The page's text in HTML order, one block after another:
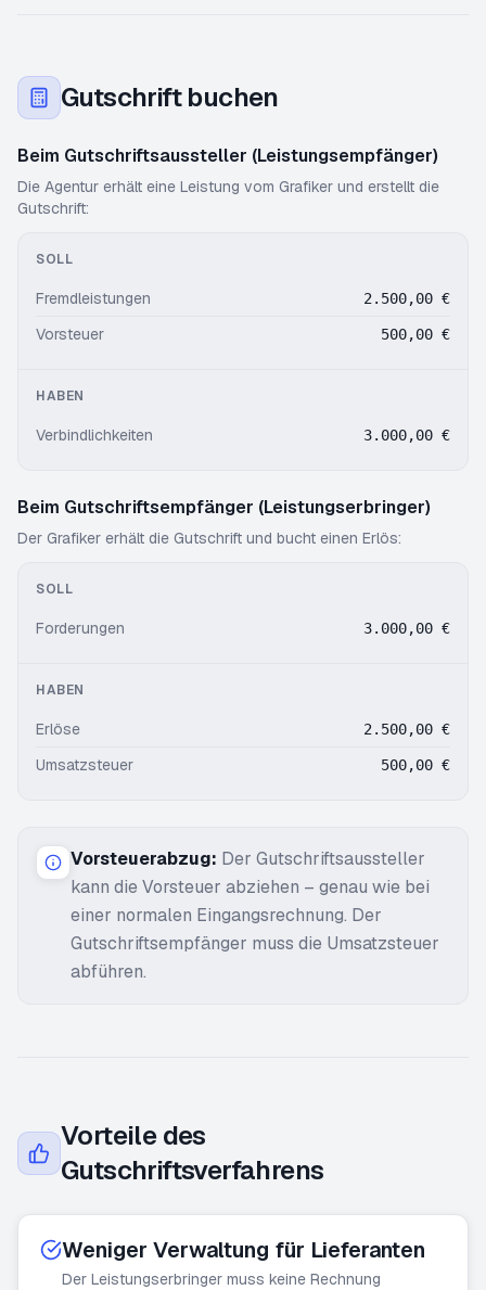
Gutschrift buchen
Beim Gutschriftsaussteller (Leistungsempfänger)
Die Agentur erhält eine Leistung vom Grafiker und erstellt die
Gutschrift:
SOLL
Fremdleistungen 2.500,00 €
Vorsteuer 500,00 €
HABEN
Verbindlichkeiten 3.000,00 €
Beim Gutschriftsempfänger (Leistungserbringer)
Der Grafiker erhält die Gutschrift und bucht einen Erlös:
SOLL
Forderungen 3.000,00 €
HABEN
Erlöse 2.500,00 €
Umsatzsteuer 500,00 €
Vorsteuerabzug: Der Gutschriftsaussteller
kann die Vorsteuer abziehen – genau wie bei
einer normalen Eingangsrechnung. Der
Gutschriftsempfänger muss die Umsatzsteuer
abführen.
Vorteile des
Gutschriftsverfahrens
Weniger Verwaltung für Lieferanten
Der Leistungserbringer muss keine Rechnung